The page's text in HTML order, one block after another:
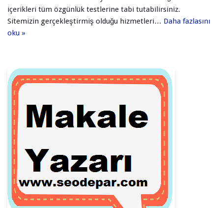
içerikleri tüm özgünlük testlerine tabi tutabilirsiniz.
Sitemizin gerçekleştirmiş olduğu hizmetleri… Daha fazlasını
oku »